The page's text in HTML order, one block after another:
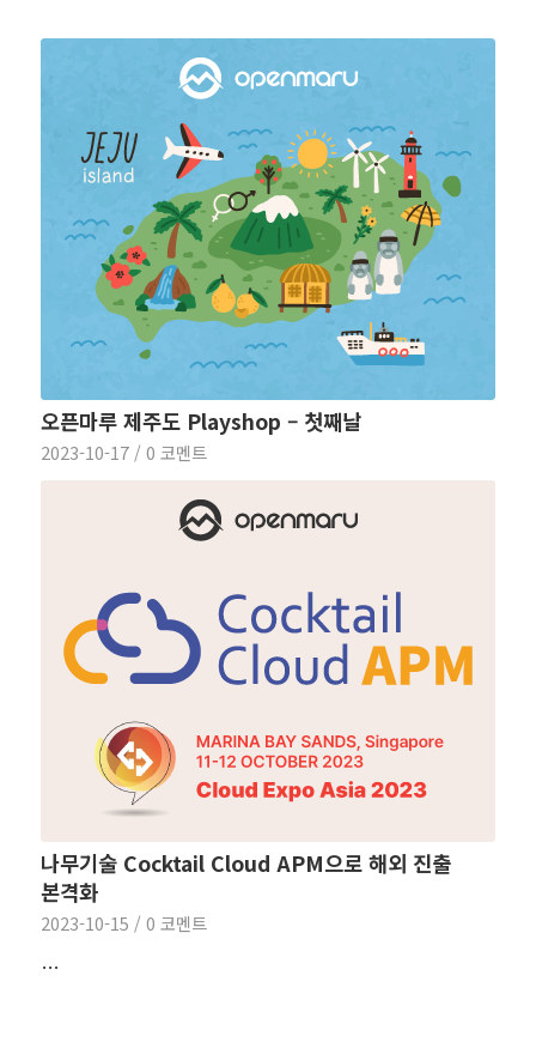
오픈마루 제주도 Playshop – 첫째날
2023-10-17 / 0 코멘트
나무기술 Cocktail Cloud APM으로 해외 진출
본격화
2023-10-15 / 0 코멘트
…